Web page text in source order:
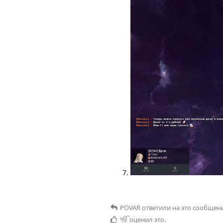
POVARответили на это
ੴоценил это.